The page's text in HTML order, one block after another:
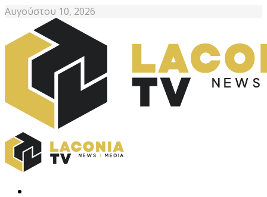
Αυγούστου 10, 2026